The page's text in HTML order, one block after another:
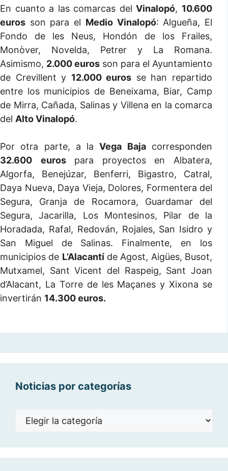
En cuanto a las comarcas delVinalopó, 10.600
euros son para el Medio Vinalopó: Algueña, El
Fondo de les Neus, Hondón de los Frailes,
Monòver, Novelda, Petrer y La Romana.
Asimismo, 2.000 euros son para el Ayuntamiento
de Crevillent y 12.000 euros se han repartido
entre los municipios de Beneixama, Biar, Camp
de Mirra, Cañada, Salinas y Villena en la comarca
del Alto Vinalopó.
Por otra parte, a laVega Bajacorresponden
32.600
eurospara proyectos en Albatera,
Algorfa, Benejúzar, Benferri, Bigastro, Catral,
Daya Nueva, Daya Vieja, Dolores, Formentera del
Segura, Granja de Rocamora, Guardamar del
Segura, Jacarilla, Los Montesinos, Pilar de la
Horadada, Rafal, Redován, Rojales, San Isidro y
San Miguel de Salinas. Finalmente, en los
municipios de L’Alacantíde Agost, Aigües, Busot,
Mutxamel, Sant Vicent del Raspeig, Sant Joan
d’Alacant, La Torre de les Maçanes y Xixona se
invertirán 14.300 euros.
Noticias por categorías
Noticias